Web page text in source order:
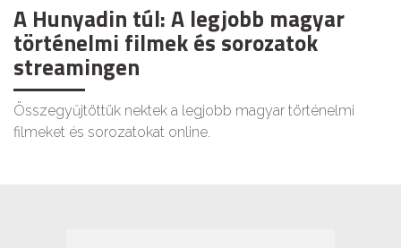
A Hunyadin túl: A legjobb magyar
történelmi filmek és sorozatok
streamingen
Összegyűjtöttük nektek a legjobb magyar történelmi
filmeket és sorozatokat online.